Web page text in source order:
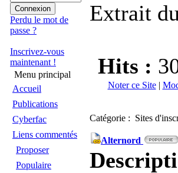
Perdu le mot de
passe ?
Inscrivez-vous
maintenant !
Menu principal
Accueil
Publications
Cyberfac
Liens commentés
Proposer
Populaire
Extrait
Hits :
Noter ce Site|
Catégorie : Sites
Alternord